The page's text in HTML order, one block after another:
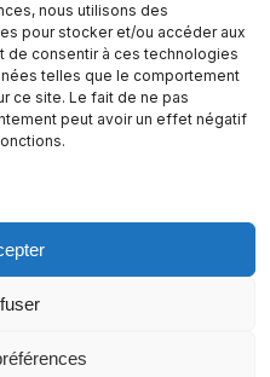
nous utilisons des
pour stocker et/ou accéder aux
de consentir à ces technologies
telles que le comportement
ce site. Le fait de ne pas
peut avoir un effet négatif
AUX DROITS DU PEUPLE